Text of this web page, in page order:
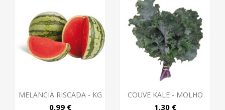
MELANCIA RISCADA - KG
0,99 €
COUVE KALE - MOLHO
1,30 €